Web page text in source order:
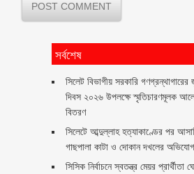
সর্বশেষ
সিলেট বিভাগীয় সরকারি
দিবস ২০২৬ উপলক্ষে স্মৃতিচারণমূলক
বিতরণ ‎ ‎
সিলেটে আব্দুল্লাহ হত্যাকাণ্ডের পর
গাছপালা কাটা ও দোকান দখলের অভিযোগ
সিসিক নির্বাচনে স্বতন্ত্র মেয়র প্রার্থীতা